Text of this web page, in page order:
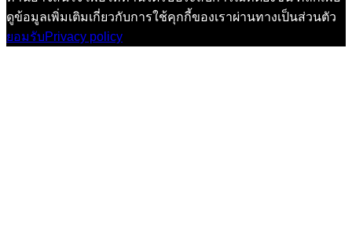
ดูข้อมูลเพิ่มเติมเกี่ยวกับการใช้คุกกี้ของเราผ่านทางเป็นส่วนตัว
ยอมรับPrivacy policy